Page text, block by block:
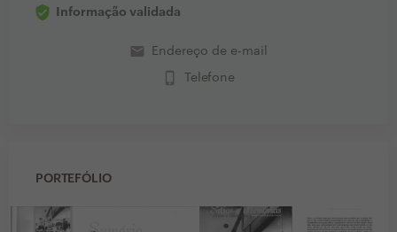
Informação validada
email Endereço de e-mail
phone_iphone Telefone
PORTEFÓLIO